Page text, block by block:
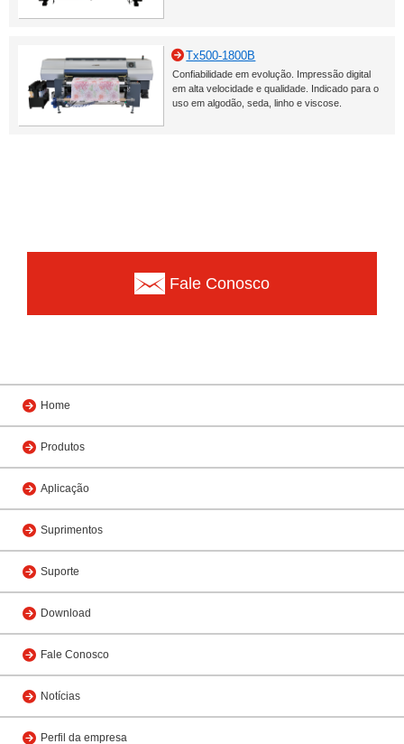
Tx500-1800B
Confiabilidade em evolução. Impressão digital
em alta velocidade e qualidade. Indicado para o
uso em algodão, seda, linho e viscose.
Fale Conosco
Home
Produtos
Aplicação
Suprimentos
Suporte
Download
Fale Conosco
Notícias
Perfil da empresa